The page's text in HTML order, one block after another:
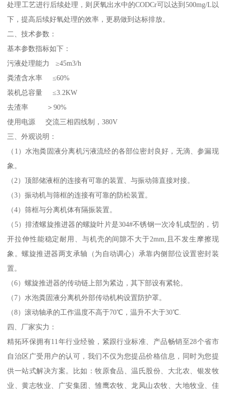
处理工艺进行后续处理，则厌氧出水中的CODCr可以达到500mg/L以
下，提高后续好氧处理的效率，更易做到达标排放。
二、技术参数：
基本参数指标如下：
污液处理能力 ≥45m3/h
粪渣含水率 ≤60%
装机总容量 ≤3.2KW
去渣率 ＞90%
使用电源 交流三相四线制，380V
三、外观说明：
（1）水泡粪固液分离机污液流经的各部位密封良好，无滴、参漏现
象。
（2）顶部储液框的连接有可靠的装置、与振动筛直接对接。
（3）振动机与筛框的连接有可靠的防松装置。
（4）筛框与分离机体有隔振装置。
（5）排渣螺旋推进器的螺旋叶片是304#不锈钢一次冷轧成型的，切
开拉伸性能稳定耐用、与机壳的间隙不大于2mm,且不发生摩擦现
象。螺旋推进器两支承轴（为自动调心）承靠内侧部位设置密封装
置。
（6）螺旋推进器的传动链上部为紧边，其下部设有紧轮。
（7）水泡粪固液分离机外部传动机构设置防护罩。
（8）滚动轴承的工作温度不高于70℃，温升不大于30℃.
四、厂家实力：
精拓环保拥有11年行业经验，紧跟行业标准、产品畅销至28个省市
自治区广受用户的认可，我们不仅为您提品价格信息，同时为您提
供一站式解决方案。比如：牧原食品、温氏股份、大北农、银发牧
业、黄志牧业、广安集团、雏鹰农牧、龙凤山农牧、大地牧业、佳